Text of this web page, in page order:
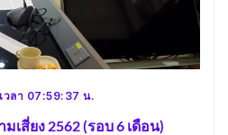
วลา 07:59:37 น.
เสี่ยง 2562 (รอบ 6 เดือน)